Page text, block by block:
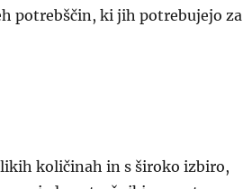
potrebščin, ki jih potrebujejo za
količinah in s široko izbiro,